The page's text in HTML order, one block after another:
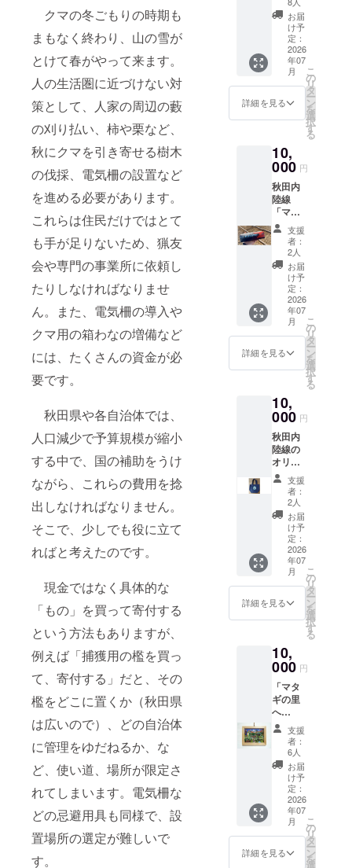
クマの冬ごもりの時期も
まもなく終わり、山の雪が
とけて春がやって来ます。
人の生活圏に近づけない対
策として、人家の周辺の藪
の刈り払い、柿や栗など、
秋にクマを引き寄せる樹木
の伐採、電気柵の設置など
を進める必要があります。
これらは住民だけではとて
も手が足りないため、猟友
会や専門の事業所に依頼し
たりしなければなりませ
ん。また、電気柵の導入や
クマ用の箱わなの増備など
には、たくさんの資金が必
要です。
秋田県や各自治体では、
人口減少で予算規模が縮小
する中で、国の補助をうけ
ながら、これらの費用を捻
出しなければなりません。
そこで、少しでも役に立て
ればと考えたのです。
現金ではなく具体的な
「もの」を買って寄付する
という方法もありますが、
例えば「捕獲用の檻を買っ
て、寄付する」だと、その
檻をどこに置くか（秋田県
は広いので）、どの自治体
に管理をゆだねるか、な
ど、使い道、場所が限定さ
れてしまいます。電気柵な
どの忌避用具も同様で、設
置場所の選定が難しいで
す。
さつま
いも
と、
ナッ
ツ、ク
ルミな
どを加
えて焼
材料及
び添加
物等の
食品表
示はお
届け商
品のラ
ベルに
表記さ
れま
す。商
品開封
前には
必ずお
届けの
ンに貼
付され
意書き
をご確
認くだ
さい。
地
著
2025
年 無
明舎出
版) 秋田
県北秋
田市阿
仁の山
奥にあ
るクマ
麓の人
間の村
との交
流を描
いた子
ども
（大人
にも）
向けの
物語で
す。
「世の
中に
は、人
間の人
と、ク
マの人
る」と
いうパ
ラレ
ル・
ワール
ドを描
きまし
た。
お届
け予
定：
2026
年07
月
詳細を見る
こ
の
リ
タ
ー
ン
を
選
択
す
る
10,
000 円
秋田内
陸線
「マタ
ギ号」
マルチ
ポー
チ。 マ
タギの
里を走
る秋田
内陸縦
貫鉄道
のイベ
ント車
両、マ
タギ号
面に、
吠える
クマと
撃つマ
タギが
デザイ
ンされ
ていま
す。そ
の、マ
タギ号
のマル
チポー
チで
す。
支援
者：
2人
お届
け予
定：
2026
年07
月
詳細を見る
こ
の
リ
タ
ー
ン
を
選
択
す
る
10,
000 円
秋田内
陸線の
オリジ
ナルカ
ラー、
8804号
をモデ
ルにし
たトー
トバッ
グで
す。小
型。 袋
部分の
サイズ
は縦19
15㎝、
マチ12
㎝で
す。
支援
者：
2人
お届
け予
定：
2026
年07
月
詳細を見る
こ
の
リ
タ
ー
ン
を
選
択
す
る
10,
000 円
「マタ
ギの里
へ
Go！」
。 北秋
田市阿
仁合出
身のイ
ラスト
レー
ター、
ティ・
アイラ
ンドさ
んが描
支援
者：
6人
お届
け予
定：
2026
年07
月
詳細を見る
こ
の
リ
タ
ー
ン
を